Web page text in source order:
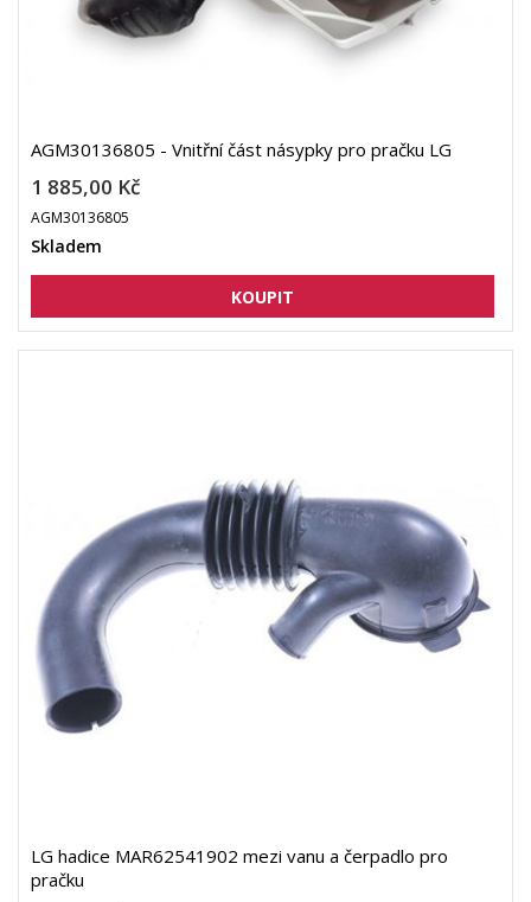
AGM30136805 - Vnitřní část násypky pro pračku LG
1 885,00 Kč
AGM30136805
Skladem
LG hadice MAR62541902 mezi vanu a čerpadlo pro
pračku